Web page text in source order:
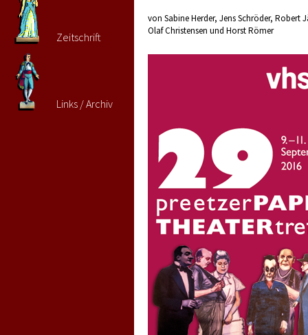
Zeitschrift
Links / Archiv
von Sabine Herder, Jens Schröder, Robert
Olaf Christensen und Horst Römer